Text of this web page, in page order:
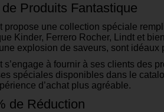
Produits Fantastique
propose une collection spéciale
Kinder, Ferrero Rocher, Lindt et
explosion de saveurs, sont idéaux
s’engage à fournir à ses clients des
spéciales disponibles dans le
d’achat plus agréable.
de Réduction